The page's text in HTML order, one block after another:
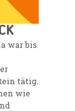
war bis
tätig.
wie